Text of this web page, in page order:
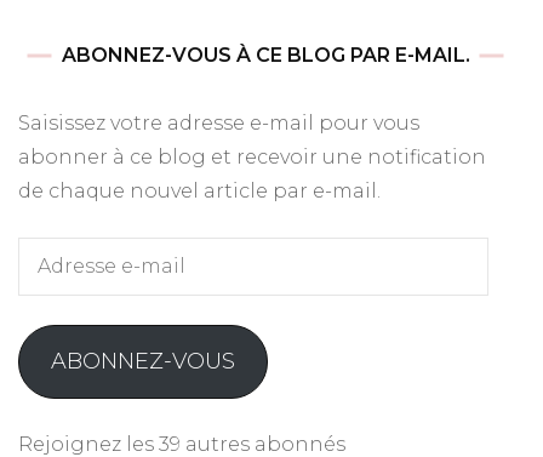
ABONNEZ-VOUS À CE BLOG PAR E-MAIL.
Saisissez votre adresse e-mail pour vous
abonner à ce blog et recevoir une notification
de chaque nouvel article par e-mail.
Adresse
mail
ABONNEZ-VOUS
Rejoignez les 39 autres abonnés